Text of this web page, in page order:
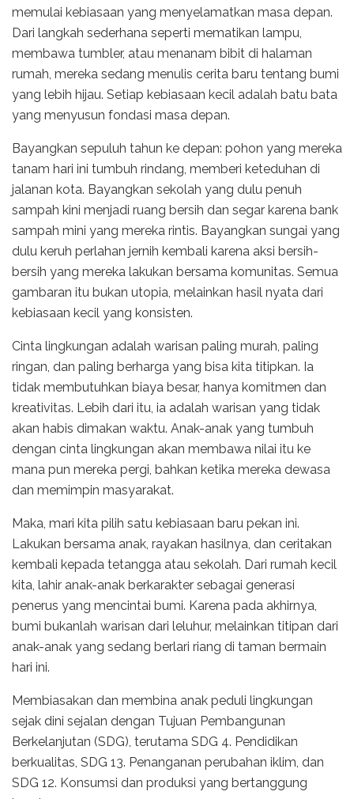
memulai kebiasaan yang menyelamatkan masa depan.
Dari langkah sederhana seperti mematikan lampu,
membawa tumbler, atau menanam bibit di halaman
rumah, mereka sedang menulis cerita baru tentang bumi
yang lebih hijau. Setiap kebiasaan kecil adalah batu bata
yang menyusun fondasi masa depan.
Bayangkan sepuluh tahun ke depan: pohon yang mereka
tanam hari ini tumbuh rindang, memberi keteduhan di
jalanan kota. Bayangkan sekolah yang dulu penuh
sampah kini menjadi ruang bersih dan segar karena bank
sampah mini yang mereka rintis. Bayangkan sungai yang
dulu keruh perlahan jernih kembali karena aksi bersih-
bersih yang mereka lakukan bersama komunitas. Semua
gambaran itu bukan utopia, melainkan hasil nyata dari
kebiasaan kecil yang konsisten.
Cinta lingkungan adalah warisan paling murah, paling
ringan, dan paling berharga yang bisa kita titipkan. Ia
tidak membutuhkan biaya besar, hanya komitmen dan
kreativitas. Lebih dari itu, ia adalah warisan yang tidak
akan habis dimakan waktu. Anak-anak yang tumbuh
dengan cinta lingkungan akan membawa nilai itu ke
mana pun mereka pergi, bahkan ketika mereka dewasa
dan memimpin masyarakat.
Maka, mari kita pilih satu kebiasaan baru pekan ini.
Lakukan bersama anak, rayakan hasilnya, dan ceritakan
kembali kepada tetangga atau sekolah. Dari rumah kecil
kita, lahir anak-anak berkarakter sebagai generasi
penerus yang mencintai bumi. Karena pada akhirnya,
bumi bukanlah warisan dari leluhur, melainkan titipan dari
anak-anak yang sedang berlari riang di taman bermain
hari ini.
Membiasakan dan membina anak peduli lingkungan
sejak dini sejalan dengan Tujuan Pembangunan
Berkelanjutan (SDG), terutama SDG 4. Pendidikan
berkualitas, SDG 13. Penanganan perubahan iklim, dan
SDG 12. Konsumsi dan produksi yang bertanggung